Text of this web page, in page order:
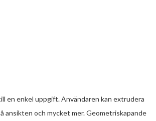
en enkel uppgift. Användaren kan extrudera
ansikten och mycket mer. Geometriskapande